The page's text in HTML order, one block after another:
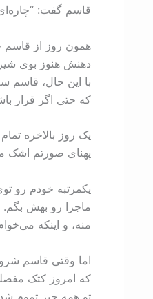
قاسم گفت: “چاره‌ای
همون روز از قاسم
دهنش هنوز بوی
با این حال، قاسم
که حتی اگر قرار
یک روز بالاخره
پهنای صورتم اشک
یکمرتبه خودم رو
ماجرا رو بهش بگم.
منه، و اینکه
اما وقتی قاسم
که امروز کتک
تو همه چیز تموم